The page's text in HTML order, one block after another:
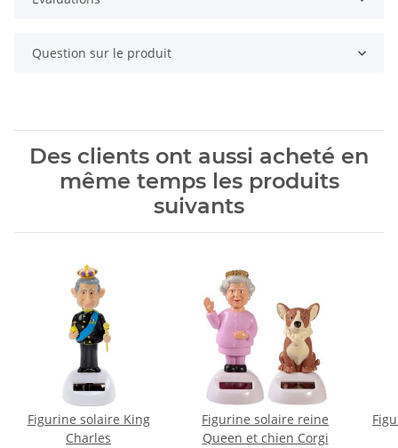
Question sur le produit
Des clients ont aussi acheté en
même temps les produits
suivants
Figurine solaire King
Charles
Figurine solaire reine
Queen et chien Corgi